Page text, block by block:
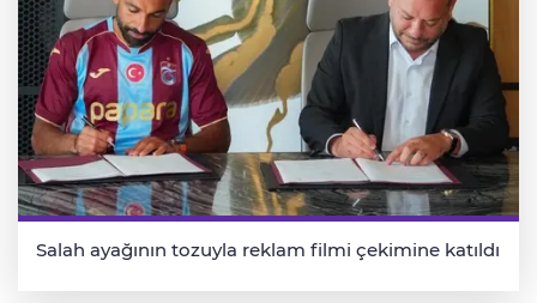
Salah ayağının tozuyla reklam filmi çekimine katıldı